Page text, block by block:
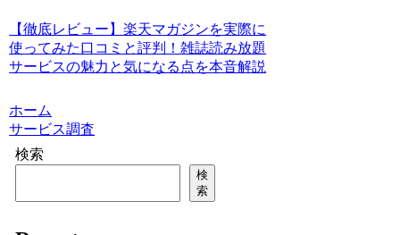
【徹底レビュー】楽天マガジンを実際に
使ってみた口コミと評判！雑誌読み放題
サービスの魅力と気になる点を本音解説
ホーム
サービス調査
検索
検
索